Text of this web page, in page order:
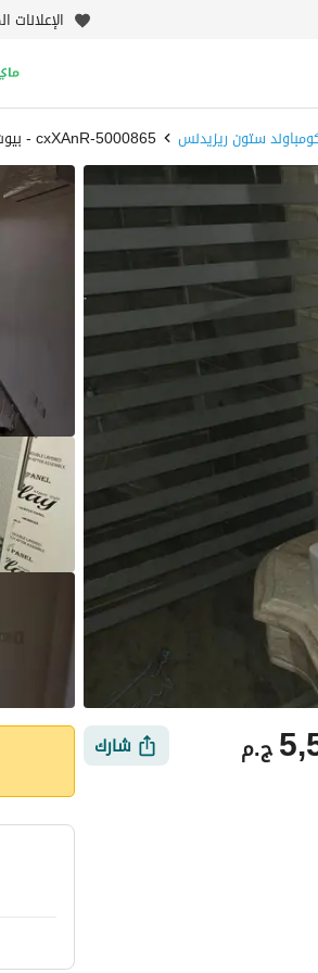
الإعلانات
ستون ريزيدنس 5000865-cxXAnR - بيوت
ج.م شارك